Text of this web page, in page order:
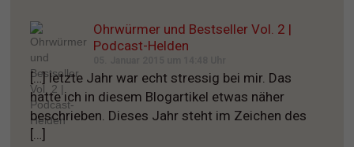
Ohrwürmer und Bestseller Vol. 2 |
Podcast-Helden
[…] letzte Jahr war echt stressig bei mir. Das
hatte ich in diesem Blogartikel etwas näher
beschrieben. Dieses Jahr steht im Zeichen des
[…]